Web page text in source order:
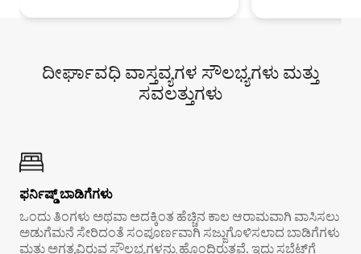
ದೀರ್ಘಾವಧಿ ವಾಸ್ತವ್ಯಗಳ ಸೌಲಭ್ಯಗಳು ಮತ್ತು
ಸವಲತ್ತುಗಳು
ಫರ್ನಿಷ್ಡ್ ಬಾಡಿಗೆಗಳು
ಒಂದು ತಿಂಗಳು ಅಥವಾ ಅದಕ್ಕಿಂತ ಹೆಚ್ಚಿನ ಕಾಲ ಆರಾಮವಾಗಿ ವಾಸಿಸಲು
ಅಡುಗೆಮನೆ ಸೇರಿದಂತೆ ಸಂಪೂರ್ಣವಾಗಿ ಸಜ್ಜುಗೊಳಿಸಲಾದ ಬಾಡಿಗೆಗಳು
ಮತ್ತು ಅಗತ್ಯವಿರುವ ಸೌಲಭ್ಯಗಳನ್ನು ಹೊಂದಿರುತ್ತವೆ. ಇದು ಸಬ್ಲೆಟ್‌ಗೆ